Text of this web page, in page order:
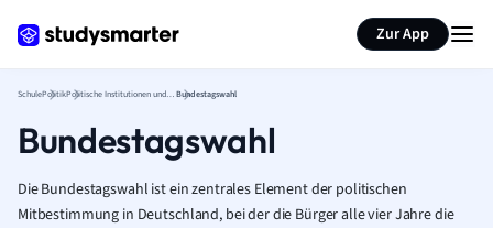
Zur App
SchulePolitik Politische Institutionen und GovernanceBundestagswahl
Bundestagswahl
Die Bundestagswahl ist ein zentrales Element der politischen
Mitbestimmung in Deutschland, bei der die Bürger alle vier Jahre die
Seite zusammenfassen